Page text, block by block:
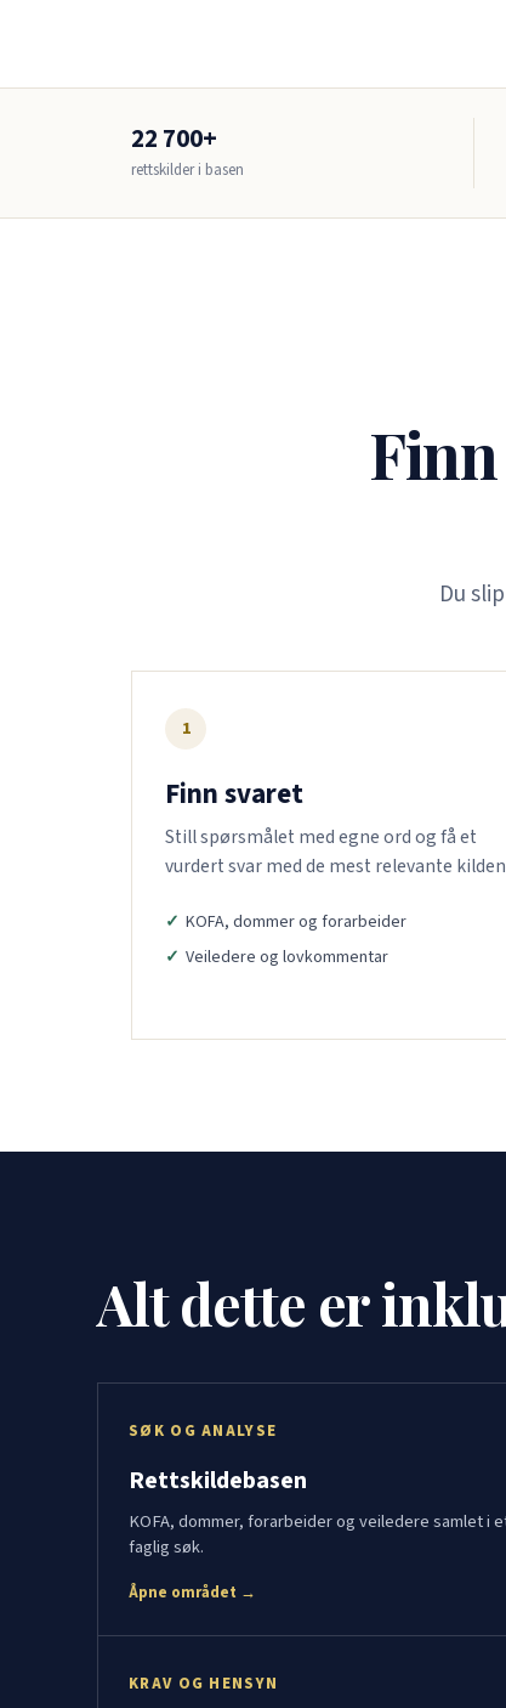
22 700+
rettskilder i basen
Du
1
Finn svaret
Still spørsmålet med egne ord og få et
vurdert svar med de mest relevante
KOFA, dommer og forarbeider
Veiledere og lovkommentar
Alt dette er
SØK OG ANALYSE
Rettskildebasen
KOFA, dommer, forarbeider og veiledere samlet i
faglig søk.
Åpne området →
KRAV OG HENSYN